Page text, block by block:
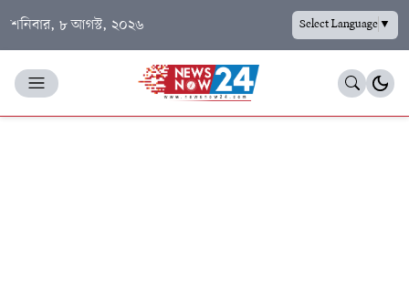
শনিবার, ৮ আগস্ট, ২০২৬ Select Language▼